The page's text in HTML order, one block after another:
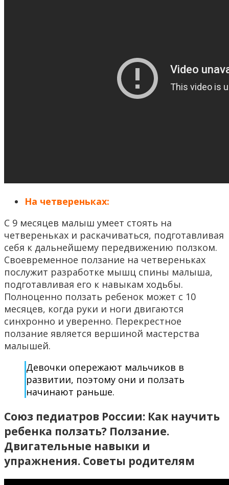
На четвереньках:
С 9 месяцев малыш умеет стоять на
четвереньках и раскачиваться, подготавливая
себя к дальнейшему передвижению ползком.
Своевременное ползание на четвереньках
послужит разработке мышц спины малыша,
подготавливая его к навыкам ходьбы.
Полноценно ползать ребенок может с 10
месяцев, когда руки и ноги двигаются
синхронно и уверенно. Перекрестное
ползание является вершиной мастерства
малышей.
Девочки опережают мальчиков в
развитии, поэтому они и ползать
начинают раньше.
Союз педиатров России: Как научить
ребенка ползать? Ползание.
Двигательные навыки и
упражнения. Советы родителям